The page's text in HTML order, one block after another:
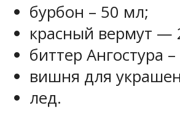
бурбон – 50 мл;
красный вермут —
биттер Ангостура
вишня для
лед.